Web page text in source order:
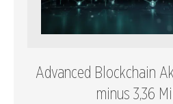
Advanced Blockchain
minus 3,36